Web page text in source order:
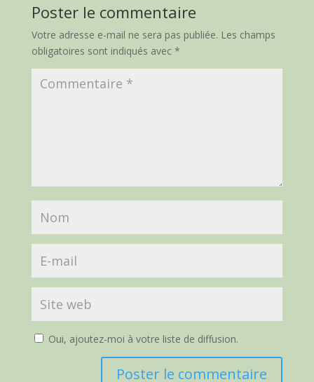
Poster le commentaire
Votre adresse e-mail ne sera pas publiée. Les champs
obligatoires sont indiqués avec *
Oui, ajoutez-moi à votre liste de diffusion.